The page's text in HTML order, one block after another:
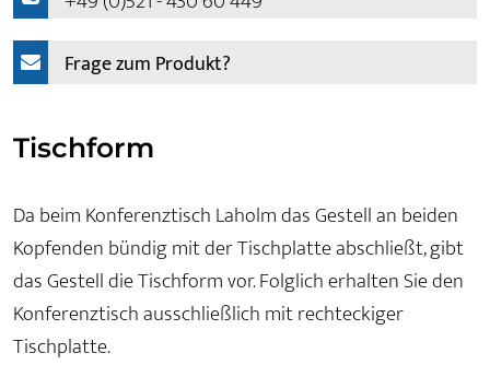
Frage zum Produkt?
Tischform
Da beim Konferenztisch Laholm das Gestell an beiden
Kopfenden bündig mit der Tischplatte abschließt, gibt
das Gestell die Tischform vor. Folglich erhalten Sie den
Konferenztisch ausschließlich mit rechteckiger
Tischplatte.